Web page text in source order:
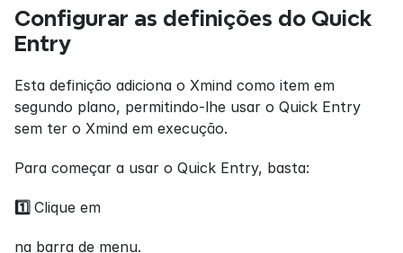
Configurar as definições do Quick
Entry
Esta definição adiciona o Xmind como item em
segundo plano, permitindo-lhe usar o Quick Entry
sem ter o Xmind em execução.
Para começar a usar o Quick Entry, basta:
1️⃣ Clique em
na barra de menu.